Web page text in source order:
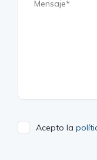
Acepto la